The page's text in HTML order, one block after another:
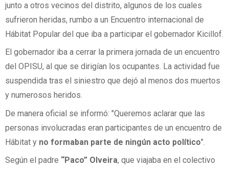
junto a otros vecinos del distrito, algunos de los cuales
sufrieron heridas, rumbo a un Encuentro internacional de
Hábitat Popular del que iba a participar el gobernador Kicillof.
El gobernador iba a cerrar la primera jornada de un encuentro
del OPISU, al que se dirigían los ocupantes. La actividad fue
suspendida tras el siniestro que dejó al menos dos muertos
y numerosos heridos.
De manera oficial se informó: "Queremos aclarar que las
personas involucradas eran participantes de un encuentro de
Hábitat y no formaban parte de ningún acto político".
Según el padre “Paco” Olveira, que viajaba en el colectivo